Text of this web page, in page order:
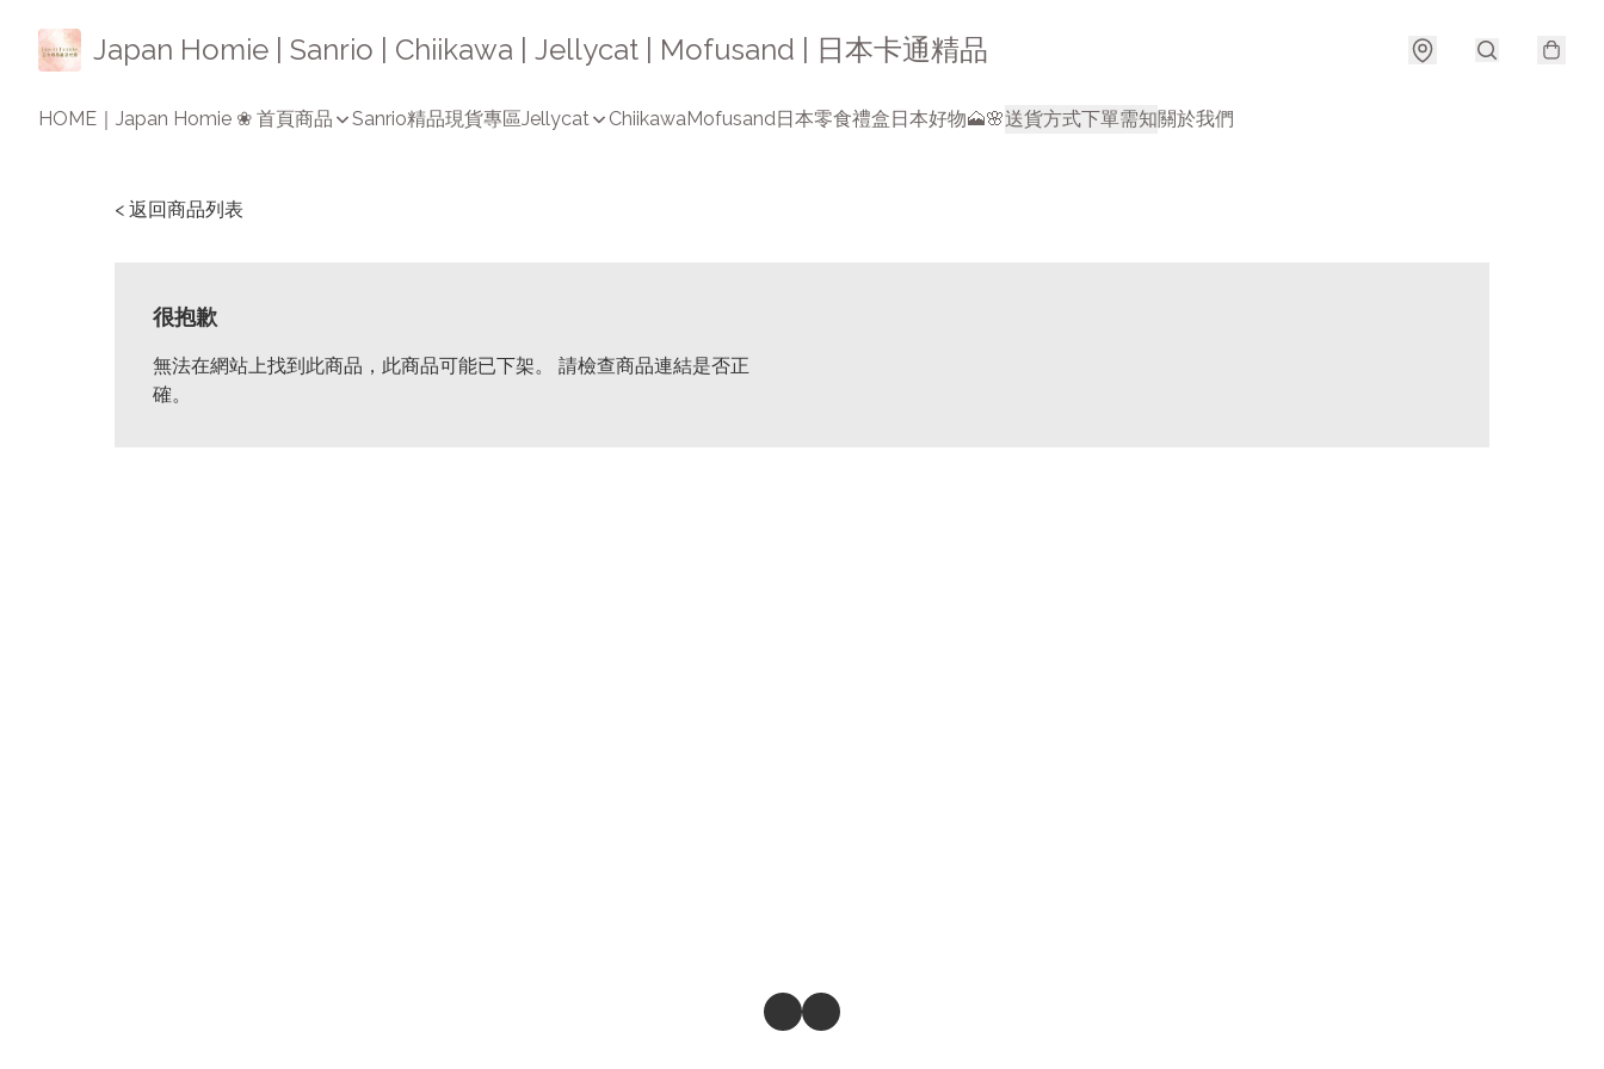
Japan Homie | Sanrio | Chiikawa | Jellycat | Mofusand | 日本卡通精品
HOME｜Japan Homie ❀ 首頁商品 Sanrio精品現貨專區Jellycat ChiikawaMofusand日本零食禮盒日本好物🗻🌸送貨方式下單需知關於我們
< 返回商品列表
很抱歉
無法在網站上找到此商品，此商品可能已下架。 請檢查商品連結是否正
確。